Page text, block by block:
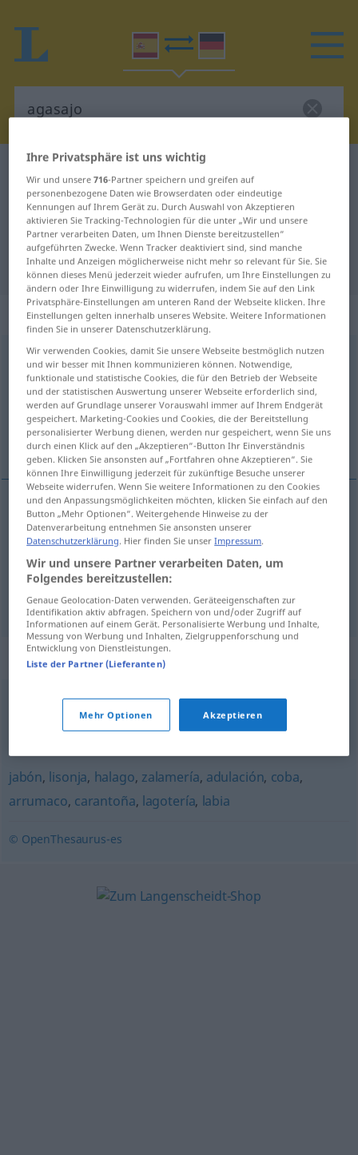
Spanisch-Deutsch Wörterbuch
Spanisch-Deutsch Übersetzung für
"agasajo"
"agasajo" Deutsch Übersetzung
„agasajo“: masculino
agasajo [aɣasaˈsaxo] m
Übersicht aller Übersetzungen
(Für mehr Details die Übersetzung anklicken/antippen)
Geschenk, festlicher Empfang, Ehrung
Geschenkn agasajo(≈ regalo)
(festlicher)Empfangm agasajo(≈ acogida)
Ehrungf agasajo(≈ homenaje)
Synonyme für "agasajo"
regalo,dádiva donación,donativo
gratificación,legado,ofrenda,presente
jabón, lisonja, halago, zalamería, adulación, coba,
arrumaco, carantoña, lagotería, labia
© OpenThesaurus-es
Ihre Privatsphäre ist uns wichtig
Wir und unsere716-Partner speichern und greifen auf
personenbezogene Daten wie Browserdaten oder eindeutige
Kennungen auf Ihrem Gerät zu. Durch Auswahl von Akzeptieren
aktivieren Sie Tracking-Technologien für die unter „Wir und unsere
Partner verarbeiten Daten, um Ihnen Dienste bereitzustellen“
aufgeführten Zwecke. Wenn Tracker deaktiviert sind, sind manche
Inhalte und Anzeigen möglicherweise nicht mehr so relevant für Sie. Sie
können dieses Menü jederzeit wieder aufrufen, um Ihre Einstellungen zu
ändern oder Ihre Einwilligung zu widerrufen, indem Sie auf den Link
Privatsphäre-Einstellungen am unteren Rand der Webseite klicken. Ihre
Einstellungen gelten innerhalb unseres Website. Weitere Informationen
finden Sie in unserer Datenschutzerklärung.
Wir verwenden Cookies, damit Sie unsere Webseite bestmöglich nutzen
und wir besser mit Ihnen kommunizieren können. Notwendige,
funktionale und statistische Cookies, die für den Betrieb der Webseite
und der statistischen Auswertung unserer Webseite erforderlich sind,
werden auf Grundlage unserer Vorauswahl immer auf Ihrem Endgerät
gespeichert. Marketing-Cookies und Cookies, die der Bereitstellung
personalisierter Werbung dienen, werden nur gespeichert, wenn Sie uns
durch einen Klick auf den „Akzeptieren“-Button Ihr Einverständnis
geben. Klicken Sie ansonsten auf „Fortfahren ohne Akzeptieren“. Sie
können Ihre Einwilligung jederzeit für zukünftige Besuche unserer
Webseite widerrufen. Wenn Sie weitere Informationen zu den Cookies
und den Anpassungsmöglichkeiten möchten, klicken Sie einfach auf den
Button „Mehr Optionen“. Weitergehende Hinweise zu der
Datenverarbeitung entnehmen Sie ansonsten unserer
Datenschutzerklärung. Hier finden Sie unserImpressum.
Wir und unsere Partner verarbeiten Daten, um
Folgendes bereitzustellen:
Genaue Geolocation-Daten verwenden. Geräteeigenschaften zur
Identifikation aktiv abfragen. Speichern von und/oder Zugriff auf
Informationen auf einem Gerät. Personalisierte Werbung und Inhalte,
Messung von Werbung und Inhalten, Zielgruppenforschung und
Entwicklung von Dienstleistungen.
Liste der Partner (Lieferanten)
Mehr Optionen Akzeptieren